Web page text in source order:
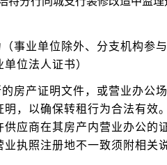
事业单位除外、分支机构参
位法人证书）
房产证明文件，或营业办公
，以确保转租行为合法有效
应商在其房产内营业办公的
执照注册地不一致须附相关